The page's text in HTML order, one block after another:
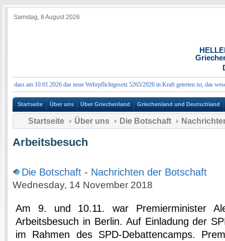
Samstag, 8 August 2026
dass am 10.01.2026 das neue Wehrpflichtgesetz 5265/2026 in Kraft getreten ist, das
Startseite Über uns Über Griechenland Griechenland und Deutschland
Startseite Über uns Die Botschaft
Arbeitsbesuch
Die Botschaft - Nachrichten der Botschaft
Wednesday, 14 November 2018
Am 9. und 10.11. war Premierminister
Arbeitsbesuch in Berlin. Auf Einladung der
im Rahmen des SPD-Debattencamps.